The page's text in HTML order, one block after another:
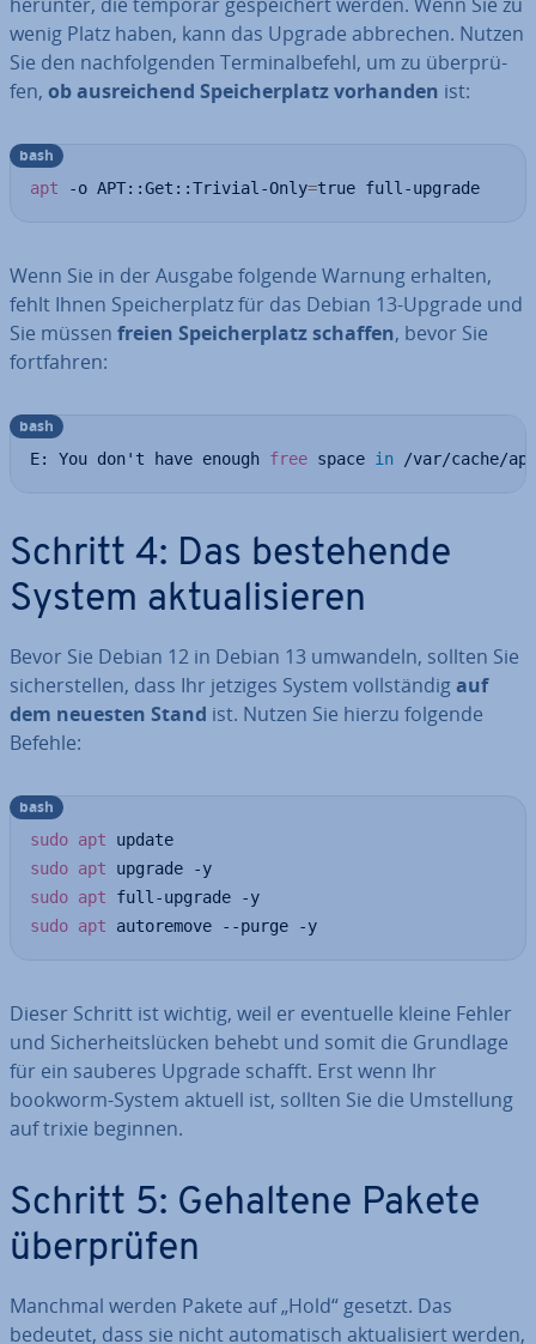
wenig Platz haben, kann das Upgrade abbrechen. Nutzen
Sie den nach­fol­gen­den Ter­mi­nal­be­fehl, um zu über­prü­
fen, ob aus­rei­chend Spei­cher­platz vorhanden ist:
apt -o APT::Get::Trivial-Only=true full-upgrade
bash
Wenn Sie in der Ausgabe folgende Warnung erhalten,
fehlt Ihnen Spei­cher­platz für das Debian 13-Upgrade und
Sie müssen freien Spei­cher­platz schaffen, bevor Sie
fort­fah­ren:
E: You don't have enough free space in /var/cache/
bash
Schritt 4: Das be­stehen­de
System ak­tua­li­sie­ren
Bevor Sie Debian 12 in Debian 13 umwandeln, sollten Sie
si­cher­stel­len, dass Ihr jetziges System voll­stän­digauf
dem neuesten Stand ist. Nutzen Sie hierzu folgende
Befehle:
sudo apt
sudo apt
sudo apt
sudo apt autoremove --purge -y
bash
Dieser Schritt ist wichtig, weil er even­tu­el­le kleine Fehler
und Si­cher­heits­lü­cken behebt und somit die Grundlage
für ein sauberes Upgrade schafft. Erst wenn Ihr
bookworm-System aktuell ist, sollten Sie die Um­stel­lung
auf trixie beginnen.
Schritt 5: Gehaltene Pakete
über­prü­fen
Manchmal werden Pakete auf „Hold“ gesetzt. Das
bedeutet, dass sie nicht au­to­ma­tisch ak­tua­li­siert werden,